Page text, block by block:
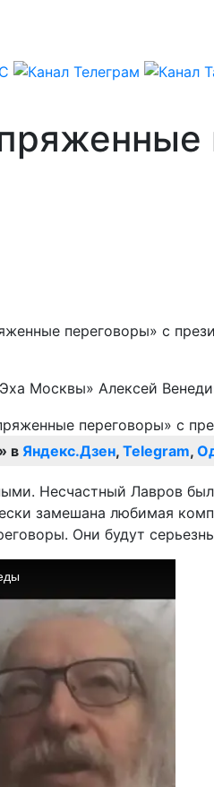
переговоры» с
Москвы» Алексей
в Яндекс.Дзен, Telegram,
Несчастный Лавров
замешана любимая
Они будут